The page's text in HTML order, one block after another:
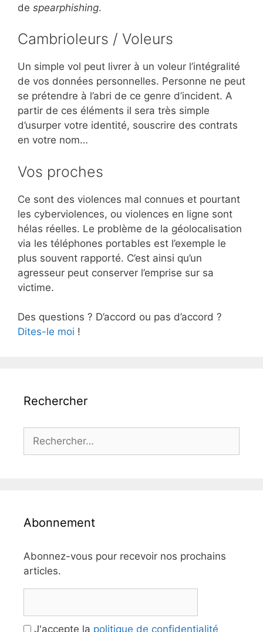
de spearphishing.
Cambrioleurs / Voleurs
Un simple vol peut livrer à un voleur l’intégralité
de vos données personnelles. Personne ne peut
se prétendre à l’abri de ce genre d’incident. A
partir de ces éléments il sera très simple
d’usurper votre identité, souscrire des contrats
en votre nom…
Vos proches
Ce sont des violences mal connues et pourtant
les cyberviolences, ou violences en ligne sont
hélas réelles. Le problème de la géolocalisation
via les téléphones portables est l’exemple le
plus souvent rapporté. C’est ainsi qu’un
agresseur peut conserver l’emprise sur sa
victime.
Des questions ? D’accord ou pas d’accord ?
Dites-le moi !
Rechercher
Rechercher :
Abonnement
Abonnez-vous pour recevoir nos prochains
articles.
J'accepte la politique de confidentialité